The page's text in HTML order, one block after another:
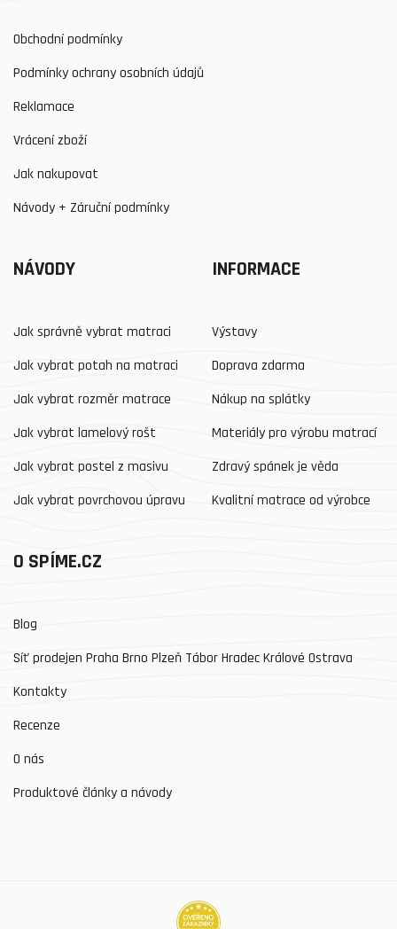
Obchodní podmínky
Podmínky ochrany osobních údajů
Reklamace
Vrácení zboží
Jak nakupovat
Návody + Záruční podmínky
NÁVODY
Jak správně vybrat matraci
Jak vybrat potah na matraci
Jak vybrat rozměr matrace
Jak vybrat lamelový rošt
Jak vybrat postel z masivu
Jak vybrat povrchovou úpravu
INFORMACE
Výstavy
Doprava zdarma
Nákup na splátky
Materiály pro výrobu matrací
Zdravý spánek je věda
Kvalitní matrace od výrobce
O SPÍME.CZ
Blog
Síť prodejen Praha Brno Plzeň Tábor Hradec Králové Ostrava
Kontakty
Recenze
O nás
Produktové články a návody